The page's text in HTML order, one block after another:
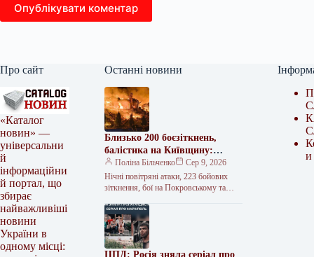
Опублікувати коментар
Про сайт
«Каталог
новин» —
універсальни
й
інформаційни
й портал, що
збирає
найважливіші
новини
України в
одному місці:
Останні новини
Близько 200 боєзіткнень,
балістика на Київщину:
головні події ночі та ранку 8
серпня
Поліна Більченко
Сер 9, 2026
Нічні повітряні атаки, 223 бойових
зіткнення, бої на Покровському та
обстріли. Наслідки атаки РФ по
Київщині Російська…
ЦПД: Росія зняла серіал про
и